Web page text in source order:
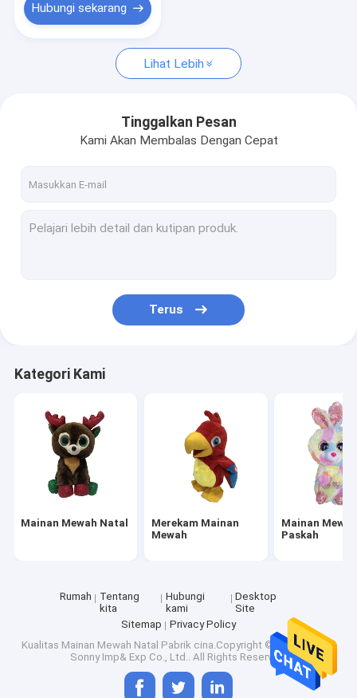
Mainan Mewah Hewan Peliharaan
Hadiah Boneka Hewan
Mainan Pelangi yang Bergetar
Hubungi sekarang
Lihat Lebih
Tinggalkan Pesan
Kami Akan Membalas Dengan Cepat
Terus
Kategori Kami
Mainan Mewah Natal
Merekam Mainan
Mewah
Mainan
Paskah
Rumah
Tentang
kita
Hubungi
kami
Desktop
Site
Sitemap
Privacy Policy
Kualitas Mainan Mewah Natal Pabrik cina.Copyright © 2026 Nanjing
Sonny Imp& Exp Co., Ltd.. All Rights Reserved.